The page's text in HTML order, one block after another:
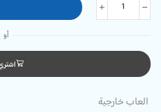
أو
العاب خارجية